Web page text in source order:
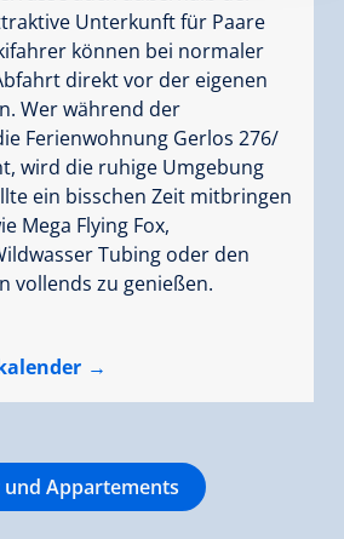
Unterkunft für Paare
können bei normaler
direkt vor der eigenen
Wer während der
Ferienwohnung Gerlos 276/
wird die ruhige Umgebung
ein bisschen Zeit mitbringen
Mega Flying Fox,
Tubing oder den
vollends zu genießen.
Appartements